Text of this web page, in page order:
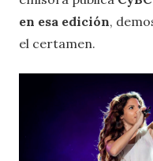
en esa edición,
el certamen.